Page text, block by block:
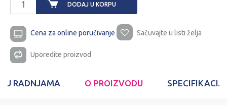
DODAJ U KORPU
Cena za online poručivanje Sačuvajte u listi želja
Uporedite proizvod
U RADNJAMA O PROIZVODU